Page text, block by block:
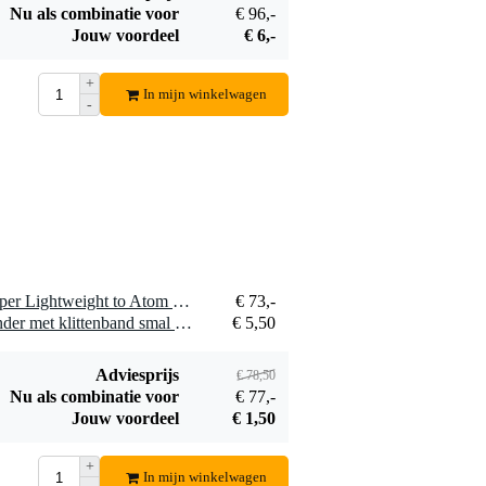
Ayra DMX
€ 5,50
Bestel mee
Nu als combinatie voor
€ 96,-
Jouw voordeel
€ 6,-
+
-
In mijn winkelwagen
1 x Doughty T5813401 Super Lightweight to Atom Swivel 35mm - B
€ 73,-
1 x Innox Snap 27 kabelbinder met klittenband smal zwart (10 stuks)
€ 5,50
Adviesprijs € 78,50
Nu als combinatie voor
€ 77,-
Jouw voordeel
€ 1,50
+
In mijn winkelwagen